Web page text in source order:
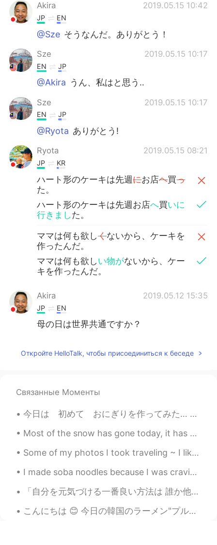
Akira
2019.05.15 10:42
JP EN
@Sze そうなんだ。ありがとう！
Sze 2019.05.15 10:17
EN JP
@Akira うん、私はと思う‥
Sze 2019.05.15 10:17
EN JP
@Ryota ありがとう!
Ryota 2019.05.15 08:21
JP KR
ハート形のケーキは先週にお店ヘ買っ
た。
ハート形のケーキは先週お店へ買いに
行きました。
ママは何も欲しくないから、ケーキを
作ったんだ。
ママは何も欲しい物がないから、ケー
キを作ったんだ。
Akira 2019.05.12 15:35
JP EN
母の日は世界共通ですか？
Откройте HelloTalk, чтобы присоединиться к беседе
Связанные Моменты
今日は 初めて おにぎりを作ってみた… 教えて下さいね😅 貴方の一番好きな おにぎりの中は 何？ ツナマヨや さばが 好き ところで 虹見た イギリスで 「虹の終わりで 金が 有る 」と言...
Most of the snow has gone today, it has been a lovely walk out but it is still very cold!! 🥶 I c...
Some of my photos I took traveling ~ I like photography as a hobby and consider myself an amateur...
I made soba noodles because I was craving it 😂 The last time I had it was in Japan and I think mi...
「自分を元気づける一番良い方法は 誰か他の人を元気づけてあげることだ」🌈✨ The best way to help yourself is to help others. ✨🌈 確かに! ...
こんにちは 😊 今日の韓国のラーメン"プルタク炒め麺"を食べました。 韓国で一番辛いラーメンです。辛すぎて全ての韓国人が食べるわけではありません。 私も少し無理です。😅 辛くて痛いですが,おいし...